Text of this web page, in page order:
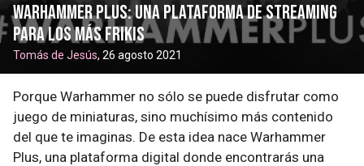
Warhammer Plus: una plataforma de streaming
para los más frikis
Tomás de Jesús, 26 agosto 2021
Porque Warhammer no sólo se puede disfrutar como
juego de miniaturas, sino muchísimo más contenido
del que te imaginas. De esta idea nace Warhammer
Plus, una plataforma digital donde encontrarás una